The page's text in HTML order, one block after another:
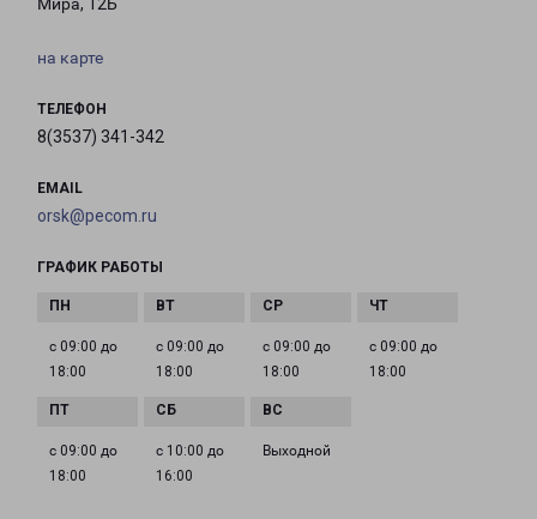
Мира, 12Б
на карте
ТЕЛЕФОН
8(3537) 341-342
EMAIL
orsk@pecom.ru
ГРАФИК РАБОТЫ
с 09:00 до
18:00
с 09:00 до
18:00
с 09:00 до
18:00
с 09:00 до
18:00
с 09:00 до
18:00
с 10:00 до
16:00
Выходной